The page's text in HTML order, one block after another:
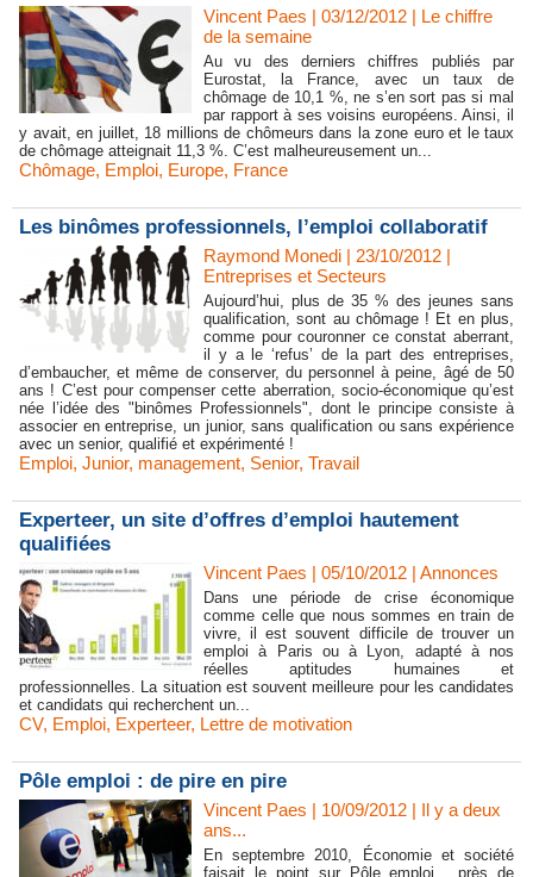
Vincent Paes | 03/12/2012 | Le chiffre
de la semaine
Au vu des derniers chiffres publiés par
Eurostat, la France, avec un taux de
chômage de 10,1 %, ne s’en sort pas si mal
par rapport à ses voisins européens. Ainsi, il
y avait, en juillet, 18 millions de chômeurs dans la zone euro et le taux
de chômage atteignait 11,3 %. C’est malheureusement un...
Chômage, Emploi, Europe, France
Les binômes professionnels, l’emploi collaboratif
Raymond Monedi | 23/10/2012 |
Entreprises et Secteurs
Aujourd’hui, plus de 35 % des jeunes sans
qualification, sont au chômage ! Et en plus,
comme pour couronner ce constat aberrant,
il y a le ‘refus’ de la part des entreprises,
d’embaucher, et même de conserver, du personnel à peine, âgé de 50
ans ! C’est pour compenser cette aberration, socio-économique qu’est
née l’idée des "binômes Professionnels", dont le principe consiste à
associer en entreprise, un junior, sans qualification ou sans expérience
avec un senior, qualifié et expérimenté !
Emploi, Junior, management, Senior, Travail
Experteer, un site d’offres d’emploi hautement
qualifiées
Vincent Paes | 05/10/2012 | Annonces
Dans une période de crise économique
comme celle que nous sommes en train de
vivre, il est souvent difficile de trouver un
emploi à Paris ou à Lyon, adapté à nos
réelles aptitudes humaines et
professionnelles. La situation est souvent meilleure pour les candidates
et candidats qui recherchent un...
CV, Emploi, Experteer, Lettre de motivation
Pôle emploi : de pire en pire
Vincent Paes | 10/09/2012 | Il y a deux
ans...
En septembre 2010, Économie et société
faisait le point sur Pôle emploi , près de